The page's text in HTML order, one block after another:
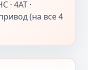
· 4AT ·
(на все 4